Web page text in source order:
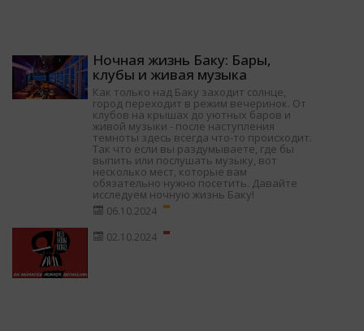
Ночная жизнь Баку: Бары,
клубы и живая музыка
Как только над Баку заходит солнце,
город переходит в режим вечеринок. От
клубов на крышах до уютных баров и
живой музыки - после наступления
темноты здесь всегда что-то происходит.
Так что если вы раздумываете, где бы
выпить или послушать музыку, вот
несколько мест, которые вам
обязательно нужно посетить. Давайте
исследуем ночную жизнь Баку!
06.10.2024
02.10.2024